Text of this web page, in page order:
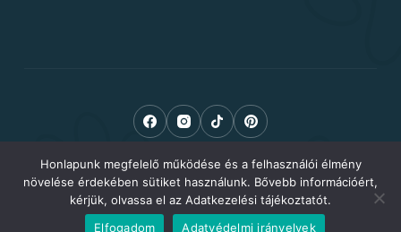
Honlapunk megfelelő működése és a felhasználói élmény
növelése érdekében sütiket használunk. Bővebb információért,
kérjük, olvassa el az Adatkezelési tájékoztatót.
Elfogadom
Adatvédelmi irányelvek